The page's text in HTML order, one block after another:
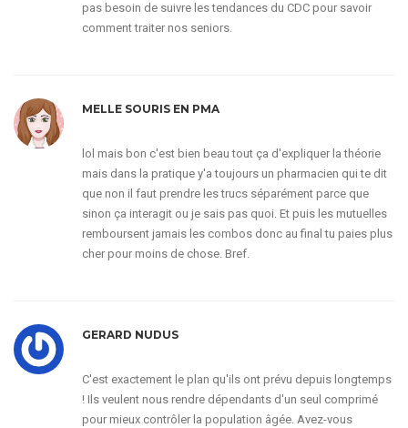
pas besoin de suivre les tendances du CDC pour savoir
comment traiter nos seniors.
MELLE SOURIS EN PMA
lol mais bon c'est bien beau tout ça d'expliquer la théorie
mais dans la pratique y'a toujours un pharmacien qui te dit
que non il faut prendre les trucs séparément parce que
sinon ça interagit ou je sais pas quoi. Et puis les mutuelles
remboursent jamais les combos donc au final tu paies plus
cher pour moins de chose. Bref.
GERARD NUDUS
C'est exactement le plan qu'ils ont prévu depuis longtemps
! Ils veulent nous rendre dépendants d'un seul comprimé
pour mieux contrôler la population âgée. Avez-vous